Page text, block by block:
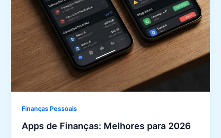
Finanças Pessoais
Apps de Finanças: Melhores para 2026